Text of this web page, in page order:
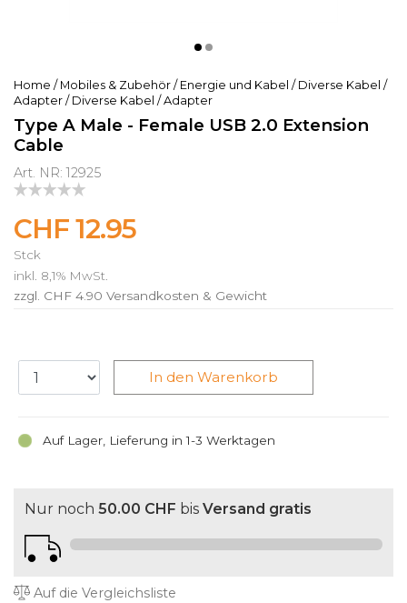
Home / Mobiles & Zubehör / Energie und Kabel / Diverse Kabel /
Adapter / Diverse Kabel / Adapter
Type A Male - Female USB 2.0 Extension
Cable
Art. NR: 12925
CHF 12.95
Stck
inkl. 8,1% MwSt.
zzgl. CHF 4.90 Versandkosten & Gewicht
Auf Lager, Lieferung in 1-3 Werktagen
In den Warenkorb
Nur noch 50.00 CHF bis Versand gratis
Auf die Vergleichsliste